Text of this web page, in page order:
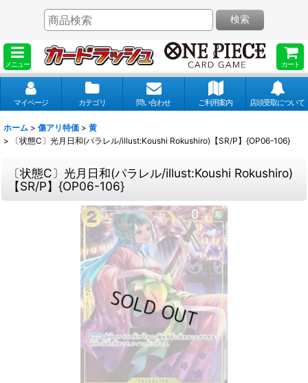
メニュー カート
検索
マイページ カテゴリ 問い合わせ ご利用案内 店頭受取について
ホーム > 傷アリ特価 > 黄
>
〔状態C〕光月日和(パラレル/illust:Koushi Rokushiro)【SR/P】{OP06-106}
〔状態C〕光月日和(パラレル/illust:Koushi Rokushiro)
【SR/P】{OP06-106}